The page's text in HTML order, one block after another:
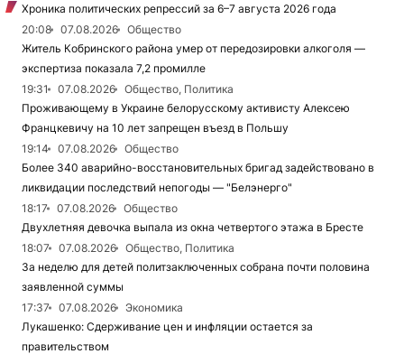
Хроника политических репрессий за 6–7 августа 2026 года
20:08
07.08.2026
Общество
Житель Кобринского района умер от передозировки алкоголя —
экспертиза показала 7,2 промилле
19:31
07.08.2026
Общество, Политика
Проживающему в Украине белорусскому активисту Алексею
Францкевичу на 10 лет запрещен въезд в Польшу
19:14
07.08.2026
Общество
Более 340 аварийно-восстановительных бригад задействовано в
ликвидации последствий непогоды — "Белэнерго"
18:17
07.08.2026
Общество
Двухлетняя девочка выпала из окна четвертого этажа в Бресте
18:07
07.08.2026
Общество, Политика
За неделю для детей политзаключенных собрана почти половина
заявленной суммы
17:37
07.08.2026
Экономика
Лукашенко: Сдерживание цен и инфляции остается за
правительством